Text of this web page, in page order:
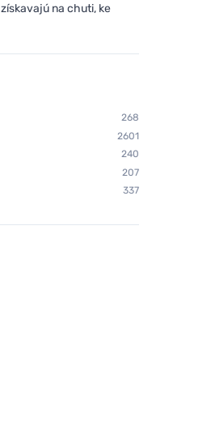
získavajú na chuti, ke
268
2601
240
207
337